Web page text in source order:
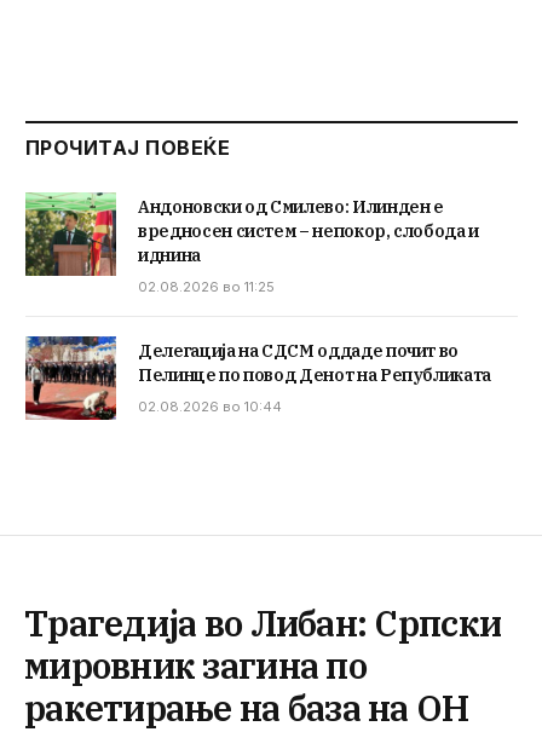
ПРОЧИТАЈ ПОВЕЌЕ
Андоновски од Смилево: Илинден е
вредносен систем – непокор, слобода и
иднина
02.08.2026 во 11:25
Делегација на СДСМ оддаде почит во
Пелинце по повод Денот на Републиката
02.08.2026 во 10:44
Трагедија во Либан: Српски
мировник загина по
ракетирање на база на ОН